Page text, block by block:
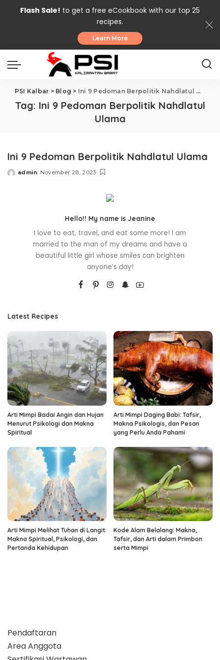
Flash Sale! to get a free eCookbook with our top 25
recipes.
Learn More
PSI Kalbar > Blog > Ini 9 Pedoman Berpolitik Nahdlatul Ulama
Tag: Ini 9 Pedoman Berpolitik Nahdlatul
Ulama
Ini 9 Pedoman Berpolitik Nahdlatul Ulama
Posted
admin November 28, 2023
Hello!! My name is Jeanine
I love to eat, travel, and eat some more! I am
married to the man of my dreams and have a
beautiful little girl whose smiles can brighten
anyone’s day!
Latest Recipes
Arti Mimpi Badai Angin dan Hujan
Menurut Psikologi dan Makna
Spiritual
Arti Mimpi Daging Babi: Tafsir,
Makna Psikologis, dan Pesan
yang Perlu Anda Pahami
Arti Mimpi Melihat Tuhan di Langit:
Makna Spiritual, Psikologi, dan
Pertanda Kehidupan
Kode Alam Belalang: Makna,
Tafsir, dan Arti dalam Primbon
serta Mimpi
Pendaftaran
Area Anggota